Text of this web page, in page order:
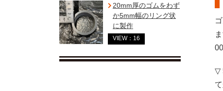
▽
20mm厚のゴムをわず
か5mm幅のリング状
に製作
VIEW：16